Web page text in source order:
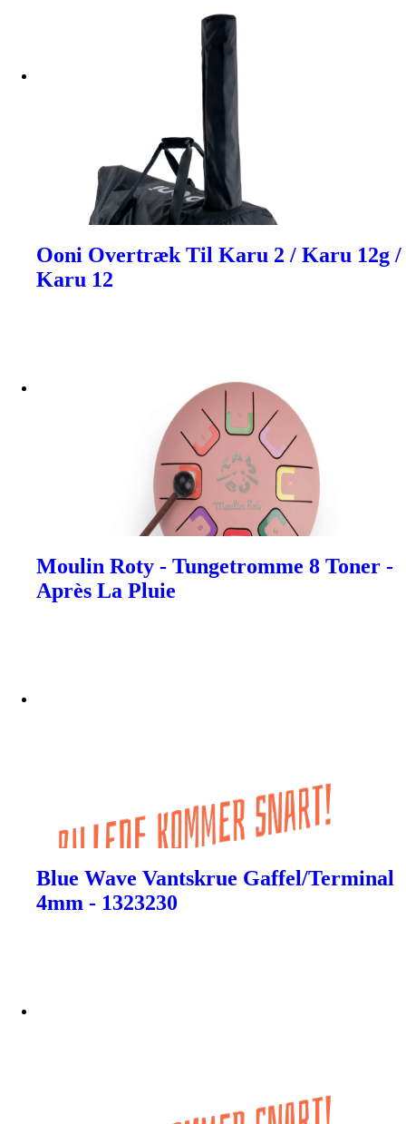
Ooni Overtræk Til Karu 2 / Karu 12g /
Karu 12
Moulin Roty - Tungetromme 8 Toner -
Après La Pluie
Blue Wave Vantskrue Gaffel/Terminal
4mm - 1323230